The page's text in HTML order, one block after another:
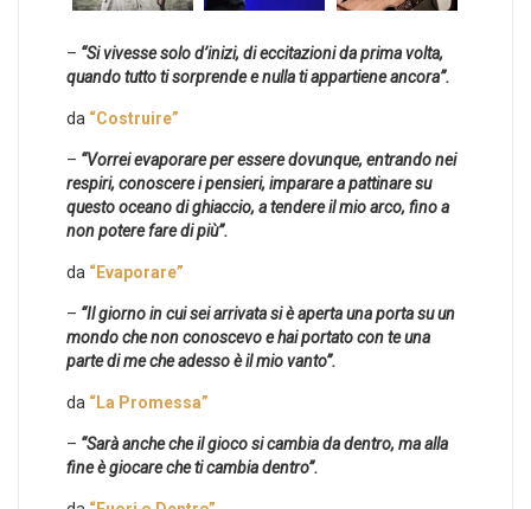
– “Si vivesse solo d’inizi, di eccitazioni da prima volta,
quando tutto ti sorprende e nulla ti appartiene ancora”.
da “Costruire”
– “Vorrei evaporare per essere dovunque, entrando nei
respiri, conoscere i pensieri, imparare a pattinare su
questo oceano di ghiaccio, a tendere il mio arco, fino a
non potere fare di più”.
da “Evaporare”
– “Il giorno in cui sei arrivata si è aperta una porta su un
mondo che non conoscevo e hai portato con te una
parte di me che adesso è il mio vanto”.
da “La Promessa”
– “Sarà anche che il gioco si cambia da dentro, ma alla
fine è giocare che ti cambia dentro”.